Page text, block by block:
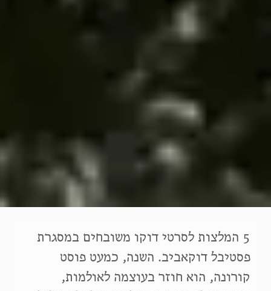
5 המלצות לסרטי דוקו משובחים במסגרת
פסטיבל דוקאביב. השנה, כמעט פוסט
קורונה, הוא חוזר בעוצמה לאולמות,